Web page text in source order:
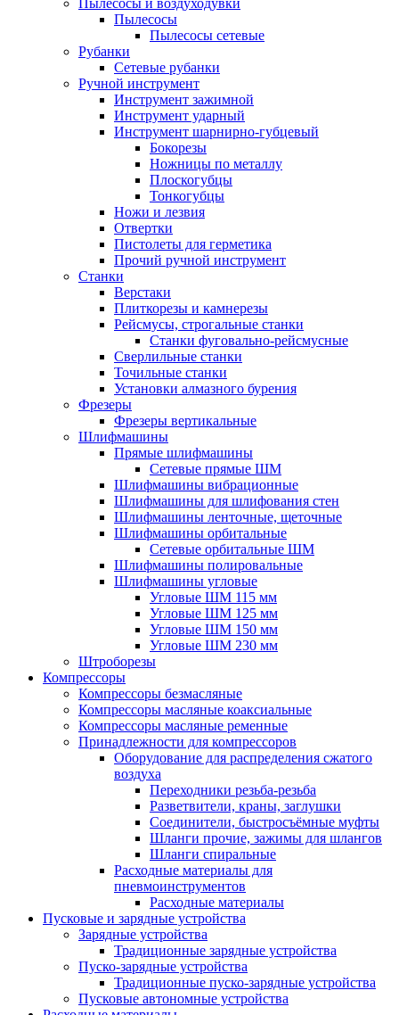
Пылесосы и воздуходувки
Пылесосы
Пылесосы сетевые
Рубанки
Сетевые рубанки
Ручной инструмент
Инструмент зажимной
Инструмент ударный
Инструмент шарнирно-губцевый
Бокорезы
Ножницы по металлу
Плоскогубцы
Тонкогубцы
Ножи и лезвия
Отвертки
Пистолеты для герметика
Прочий ручной инструмент
Станки
Верстаки
Плиткорезы и камнерезы
Рейсмусы, строгальные станки
Станки фуговально-рейсмусные
Сверлильные станки
Точильные станки
Установки алмазного бурения
Фрезеры
Фрезеры вертикальные
Шлифмашины
Прямые шлифмашины
Сетевые прямые ШМ
Шлифмашины вибрационные
Шлифмашины для шлифования стен
Шлифмашины ленточные, щеточные
Шлифмашины орбитальные
Сетевые орбитальные ШМ
Шлифмашины полировальные
Шлифмашины угловые
Угловые ШМ 115 мм
Угловые ШМ 125 мм
Угловые ШМ 150 мм
Угловые ШМ 230 мм
Штроборезы
Компрессоры
Компрессоры безмасляные
Компрессоры масляные коаксиальные
Компрессоры масляные ременные
Принадлежности для компрессоров
Оборудование для распределения сжатого
воздуха
Переходники резьба-резьба
Разветвители, краны, заглушки
Соединители, быстросъёмные муфты
Шланги прочие, зажимы для шлангов
Шланги спиральные
Расходные материалы для
пневмоинструментов
Расходные материалы
Пусковые и зарядные устройства
Зарядные устройства
Традиционные зарядные устройства
Пуско-зарядные устройства
Традиционные пуско-зарядные устройства
Пусковые автономные устройства